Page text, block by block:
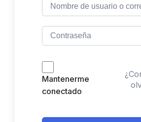
Mantenerme
conectado